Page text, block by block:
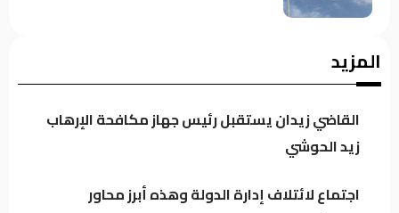
الموسوي: الكتل السياسية تتجه لدعم محدود
المزيد
القاضي زيدان يستقبل رئيس جهاز مكافحة الإرهاب
زيد الحوشي
اجتماع لائتلاف إدارة الدولة وهذه أبرز محاور